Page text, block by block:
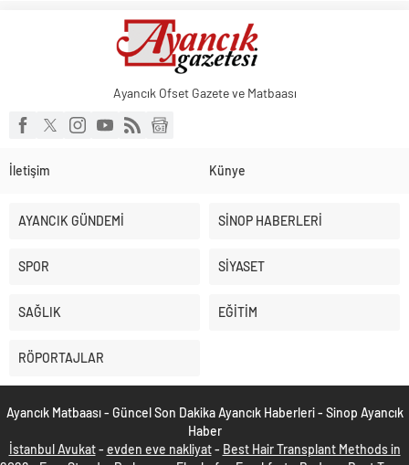
Ayancık Ofset Gazete ve Matbaası
İletişim Künye
AYANCIK GÜNDEMİ SİNOP HABERLERİ
SPOR SİYASET
SAĞLIK EĞİTİM
RÖPORTAJLAR
Ayancık Matbaası - Güncel Son Dakika Ayancık Haberleri - Sinop Ayancık
Haber
İstanbul Avukat- evden eve nakliyat- Best Hair Transplant Methods in